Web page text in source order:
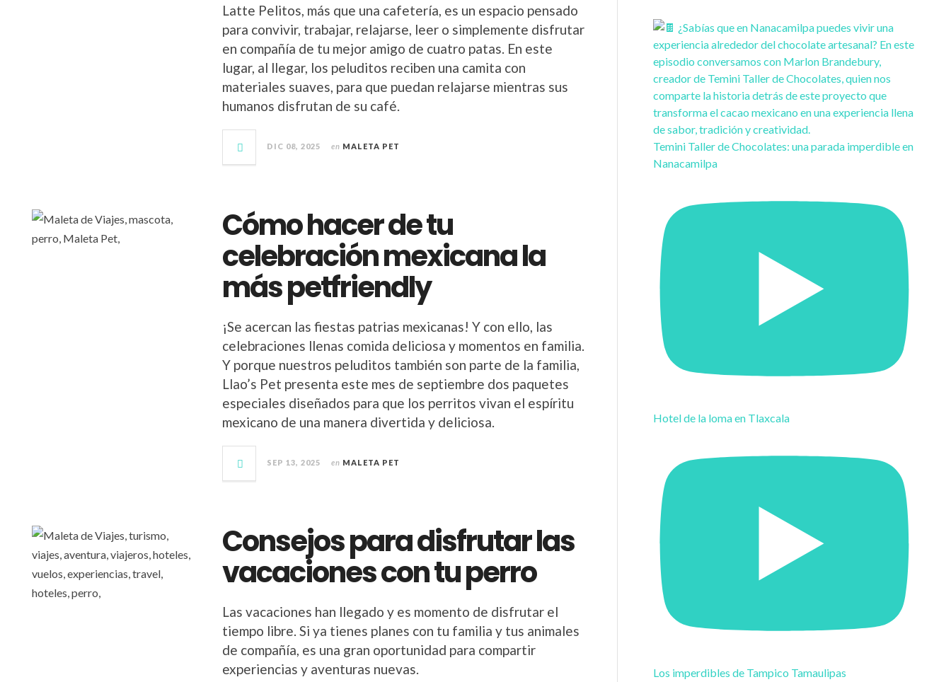
Latte Pelitos, más que una cafetería, es un espacio pensado
para convivir, trabajar, relajarse, leer o simplemente disfrutar
en compañía de tu mejor amigo de cuatro patas. En este
lugar, al llegar, los peluditos reciben una camita con
materiales suaves, para que puedan relajarse mientras sus
humanos disfrutan de su café.
DIC 08, 2025 en MALETA PET
Cómo hacer de tu
celebración mexicana la
más petfriendly
¡Se acercan las fiestas patrias mexicanas! Y con ello, las
celebraciones llenas comida deliciosa y momentos en familia.
Y porque nuestros peluditos también son parte de la familia,
Llao’s Pet presenta este mes de septiembre dos paquetes
especiales diseñados para que los perritos vivan el espíritu
mexicano de una manera divertida y deliciosa.
SEP 13, 2025 en MALETA PET
Consejos para disfrutar las
vacaciones con tu perro
Las vacaciones han llegado y es momento de disfrutar el
tiempo libre. Si ya tienes planes con tu familia y tus animales
de compañía, es una gran oportunidad para compartir
experiencias y aventuras nuevas.
Temini Taller de Chocolates: una parada imperdible en
Nanacamilpa
Hotel de la loma en Tlaxcala
Los imperdibles de Tampico Tamaulipas